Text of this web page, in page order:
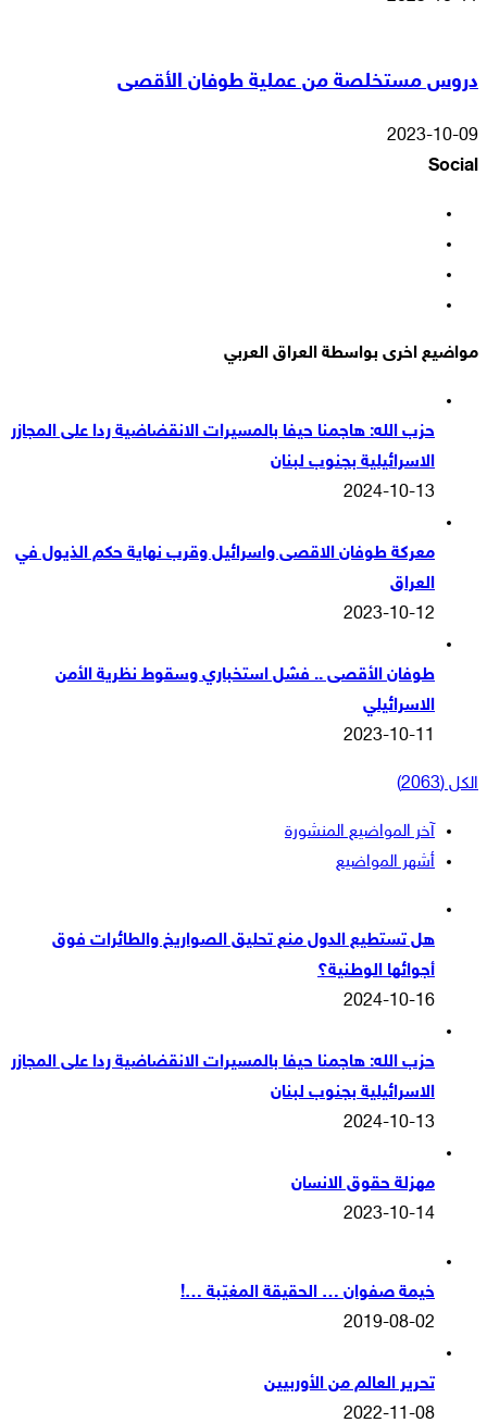
دروس مستخلصة من عملية طوفان الأقصى
2023-10-09
Social
مواضيع اخرى بواسطة العراق العربي
حزب الله: هاجمنا حيفا بالمسيرات الانقضاضية ردا على المجازر
الاسرائيلية بجنوب لبنان
2024-10-13
معركة طوفان الاقصى واسرائيل وقرب نهاية حكم الذيول في
العراق
2023-10-12
طوفان الأقصى .. فشل استخباري وسقوط نظرية الأمن
الاسرائيلي
2023-10-11
الكل (2063)
آخر المواضيع المنشورة
أشهر المواضيع
هل تستطيع الدول منع تحليق الصواريخ والطائرات فوق
أجوائها الوطنية؟
2024-10-16
حزب الله: هاجمنا حيفا بالمسيرات الانقضاضية ردا على المجازر
الاسرائيلية بجنوب لبنان
2024-10-13
مهزلة حقوق الانسان
2023-10-14
خيمة صفوان … الحقيقة المغيّبة …!
2019-08-02
تحرير العالم من الأوربيين
2022-11-08